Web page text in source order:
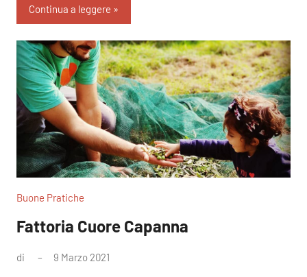
Continua a leggere
Buone Pratiche
Fattoria Cuore Capanna
di 9 Marzo 2021